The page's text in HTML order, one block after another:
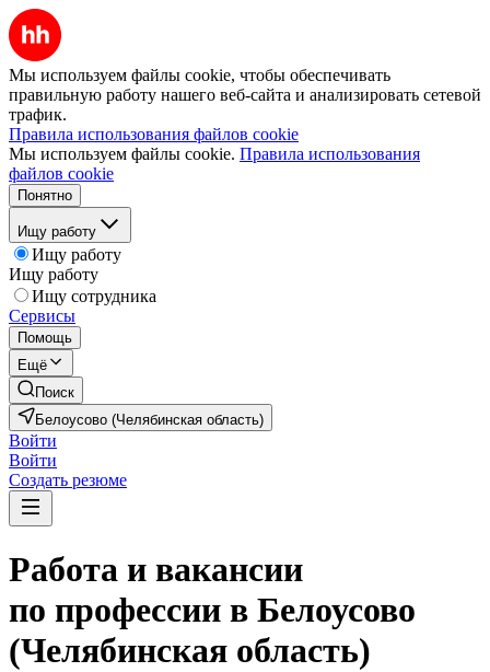
Мы используем файлы cookie, чтобы обеспечивать
правильную работу нашего веб-сайта и анализировать сетевой
трафик.
Правила использования файлов cookie
Мы используем файлы cookie. Правила использования
файлов cookie
Понятно
Ищу работу
Ищу работу
Ищу работу
Ищу сотрудника
Сервисы
Помощь
Ещё
Поиск
Белоусово (Челябинская область)
Войти
Войти
Создать резюме
Работа и вакансии
по профессии в Белоусово
(Челябинская область)